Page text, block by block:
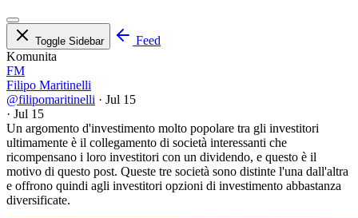
Toggle Sidebar
Feed
Komunita
FM
Filipo Maritinelli
@filipomaritinelli · Jul 15
· Jul 15
Un argomento d'investimento molto popolare tra gli investitori
ultimamente è il collegamento di società interessanti che
ricompensano i loro investitori con un dividendo, e questo è il
motivo di questo post. Queste tre società sono distinte l'una dall'altra
e offrono quindi agli investitori opzioni di investimento abbastanza
diversificate.